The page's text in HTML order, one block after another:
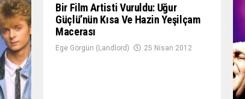
Bir Film Artisti Vuruldu: Uğur
Güçlü’nün Kısa Ve Hazin Yeşilçam
Macerası
Ege Görgün (Landlord) 25 Nisan 2012